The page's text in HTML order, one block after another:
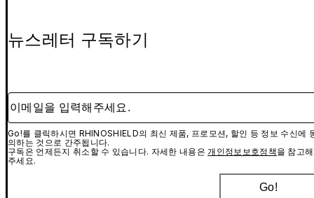
뉴스레터 구독하기
이메일을 입력해주세요.
Go!를 클릭하시면 RHINOSHIELD의 최신 제품, 프로모션, 할인 등 정보 수신에
의하는 것으로 간주됩니다.
구독은 언제든지 취소할 수 있습니다. 자세한 내용은개인정보보호정책을 참고해
주세요.
Go!